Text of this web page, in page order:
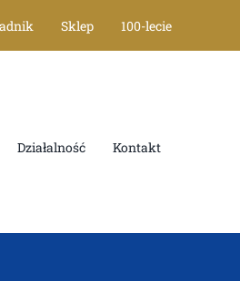
Sklep 100-lecie
Działalność Kontakt